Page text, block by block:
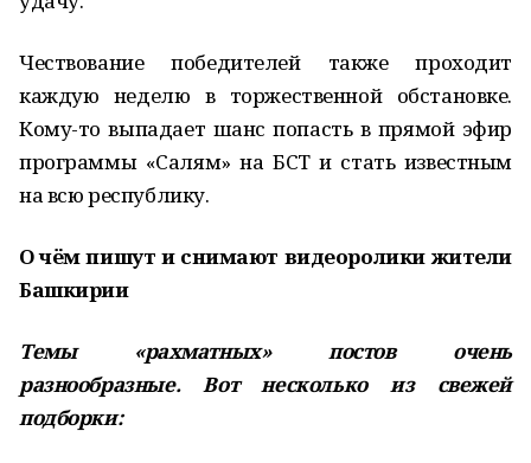
Чествование победителей также проходит
каждую неделю в торжественной обстановке.
Кому-то выпадает шанс попасть в прямой эфир
программы «Салям» на БСТ и стать известным
на всю республику.
О чём пишут и снимают видеоролики жители
Башкирии
Темы «рахматных» постов очень
разнообразные. Вот несколько из свежей
подборки: